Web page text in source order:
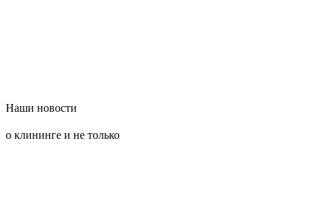
Наши новости
о клининге и не только